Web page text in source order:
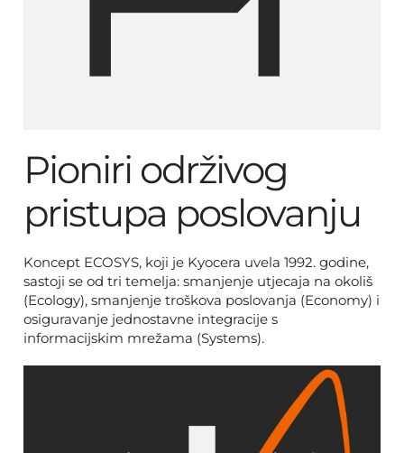
Pioniri održivog
pristupa poslovanju
Koncept ECOSYS, koji je Kyocera uvela 1992. godine,
sastoji se od tri temelja: smanjenje utjecaja na okoliš
(Ecology), smanjenje troškova poslovanja (Economy) i
osiguravanje jednostavne integracije s
informacijskim mrežama (Systems).